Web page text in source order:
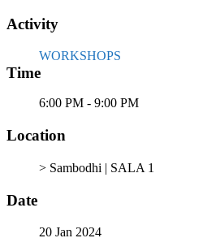
Activity
WORKSHOPS
Time
6:00 PM - 9:00 PM
Location
> Sambodhi | SALA 1
Date
20 Jan 2024